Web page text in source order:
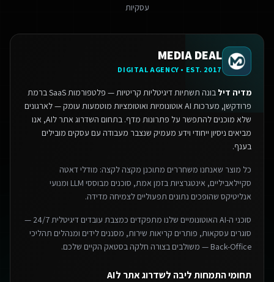
עסקיות
MEDIA DEAL
DIGITAL AGENCY • EST. 2017
מדיה דיל
בונה תשתיות דיגיטליות קריטיות — פלטפורמות SaaS ברמת
פרודקשן, מערכות AI אוטונומיות ואוטומציות מוטמעות עומק — לארגונים
שלא מוכנים להתפשר על פתרונות מדף.
בתחום השדרוג אתר לAI, אנו
מביאים ניסיון ייחודי וידע מעמיק שנצבר מעבודה עם עסקים מובילים
בענף.
כל מוצר שאנחנו משחררים מתוכנן מקצה לקצה: מודלי דאטה
סקיילאביליים, אינטגרציות בזמן אמת, סוכנים מבוססי LLM ומנועי
אנליטיקס שהופכים נתונים תפעוליים לצמיחה מדידה.
סוכני ה-AI האוטונומיים שלנו מתפקדים כמצבת עובדים דיגיטלית 24/7 —
סוגרים עסקאות, פותרים קריאות שירות, מסננים לידים ומנהלים תהליכי
Back-Office — משולבים בצורה חלקה בסטאק הקיים שלכם.
תחומי התמחות ליבה לשדרוג אתר לAI